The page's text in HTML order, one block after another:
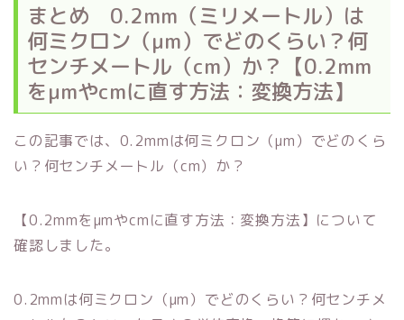
まとめ 0.2mm（ミリメートル）は
何ミクロン（μm）でどのくらい？何
センチメートル（cm）か？【0.2mm
をμmやcmに直す方法：変換方法】
この記事では、0.2mmは何ミクロン（μm）でどのくら
い？何センチメートル（cm）か？
【0.2mmをμmやcmに直す方法：変換方法】について
確認しました。
0.2mmは何ミクロン（μm）でどのくらい？何センチメ